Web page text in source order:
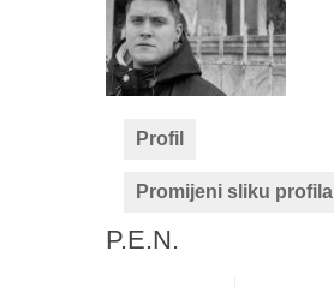
Profil
Promijeni sliku profila
P.E.N.